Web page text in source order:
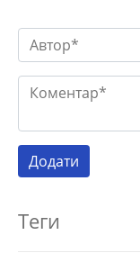
Теги